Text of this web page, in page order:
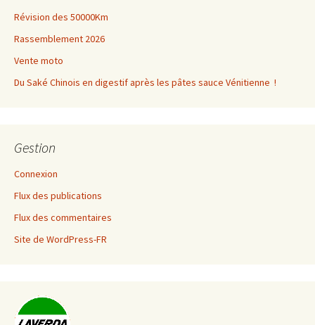
Révision des 50000Km
Rassemblement 2026
Vente moto
Du Saké Chinois en digestif après les pâtes sauce Vénitienne !
Gestion
Connexion
Flux des publications
Flux des commentaires
Site de WordPress-FR